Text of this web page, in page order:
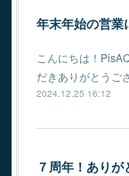
年末年始の営業
こんにちは！
だきありがとうご
2024.12.25 16:12
７周年！ありが